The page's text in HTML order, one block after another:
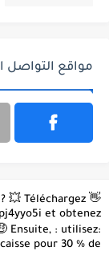
مواقع التواصل
💥 Téléchargez
et obtenez
Ensuite, : utilisez:
pour 30 % de